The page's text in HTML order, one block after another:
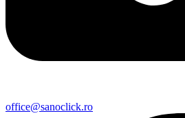
office@sanoclick.ro